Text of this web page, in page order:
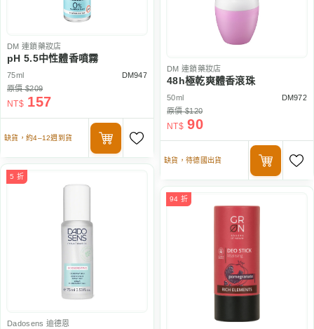
DM 連鎖藥妝店
pH 5.5中性體香噴霧
75ml
DM947
原價 $209
NT$ 157
缺貨，約4–12週到貨
DM 連鎖藥妝店
48h極乾爽體香滾珠
50ml
DM972
原價 $120
NT$ 90
缺貨，待德國出貨
5 折
Dadosens 迪德恩
94 折